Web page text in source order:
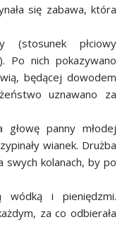
się zabawa, która
(stosunek płciowy
Po nich pokazywano
będącej dowodem
uznawano za
głowę panny młodej
wianek. Drużba
swych kolanach, by po
wódką i pieniędzmi.
za co odbierała